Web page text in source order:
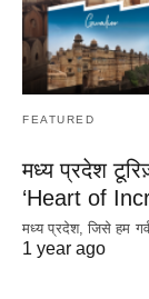
FEATURED
मध्य प्रदेश
‘Heart of
मध्य प्रदेश, जिसे हम
1 year ago